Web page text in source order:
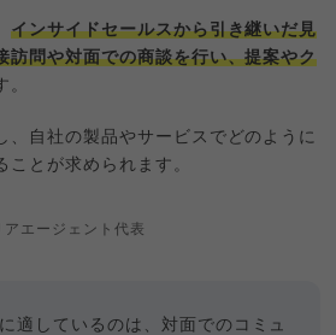
インサイドセールスから引き継いだ見
訪問や対面での商談を行い、提案やク
。
、自社の製品やサービスでどのように
とが求められます。
エージェント代表
適しているのは、対面でのコミュ